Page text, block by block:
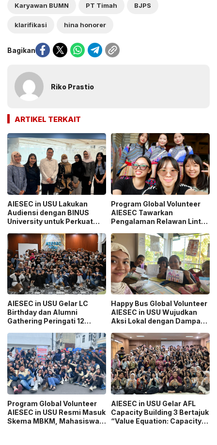
Karyawan BUMN PT Timah BJPS
klarifikasi hina honorer
Bagikan
Riko Prastio
ARTIKEL TERKAIT
AIESEC in USU Lakukan
Audiensi dengan BINUS
University untuk Perkuat
Mahasiswa
Program Global Volunteer
AIESEC Tawarkan
Pengalaman Relawan Lintas
AIESEC in USU Gelar LC
Birthday dan Alumni
Gathering Peringati 12
Happy Bus Global Volunteer
AIESEC in USU Wujudkan
Aksi Lokal dengan Dampak
Program Global Volunteer
AIESEC in USU Resmi Masuk
Skema MBKM, Mahasiswa
AIESEC in USU Gelar AFL
Capacity Building 3 Bertajuk
“Value Equation: Capacity